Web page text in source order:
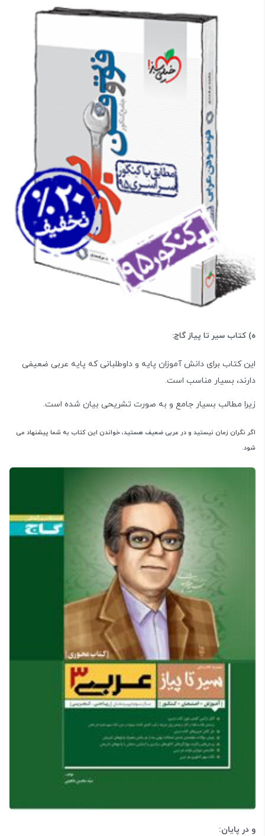
ه) کتاب سیر تا پیاز گاج:
این کتاب برای دانش آموزان پایه و داوطلبانی که پایه عربی ضعیفی
دارند، بسیار مناسب است.
زیرا مطالب بسیار جامع و به صورت تشریحی بیان شده است.
اگر نگران زمان نیستید و در عربی ضعیف هستید، خواندن این کتاب به شما پیشنهاد می
شود.
و در پایان: